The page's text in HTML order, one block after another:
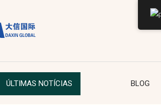
ÚLTIMAS NOTÍCIAS BLOG